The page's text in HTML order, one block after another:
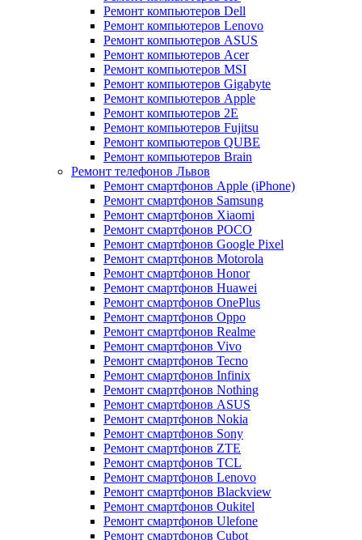
Ремонт компьютеров Dell
Ремонт компьютеров Lenovo
Ремонт компьютеров ASUS
Ремонт компьютеров Acer
Ремонт компьютеров MSI
Ремонт компьютеров Gigabyte
Ремонт компьютеров Apple
Ремонт компьютеров 2E
Ремонт компьютеров Fujitsu
Ремонт компьютеров QUBE
Ремонт компьютеров Brain
Ремонт телефонов Львов
Ремонт смартфонов Apple (iPhone)
Ремонт смартфонов Samsung
Ремонт смартфонов Xiaomi
Ремонт смартфонов POCO
Ремонт смартфонов Google Pixel
Ремонт смартфонов Motorola
Ремонт смартфонов Honor
Ремонт смартфонов Huawei
Ремонт смартфонов OnePlus
Ремонт смартфонов Oppo
Ремонт смартфонов Realme
Ремонт смартфонов Vivo
Ремонт смартфонов Tecno
Ремонт смартфонов Infinix
Ремонт смартфонов Nothing
Ремонт смартфонов ASUS
Ремонт смартфонов Nokia
Ремонт смартфонов Sony
Ремонт смартфонов ZTE
Ремонт смартфонов TCL
Ремонт смартфонов Lenovo
Ремонт смартфонов Blackview
Ремонт смартфонов Oukitel
Ремонт смартфонов Ulefone
Ремонт смартфонов Cubot